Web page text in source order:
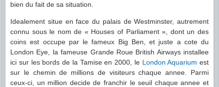
bien du fait de sa situation.
Idealement situe en face du palais de Westminster, autrement
connu sous le nom de « Houses of Parliament », dont un des
coins est occupe par le fameux Big Ben, et juste a cote du
London Eye, la fameuse Grande Roue British Airways installee
ici sur les bords de la Tamise en 2000, le London Aquarium est
sur le chemin de millions de visiteurs chaque annee. Parmi
ceux-ci, un million decide de franchir le seuil chaque annee et